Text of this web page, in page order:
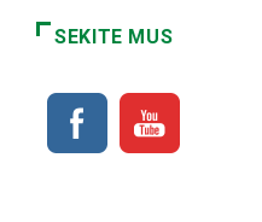
SEKITE MUS